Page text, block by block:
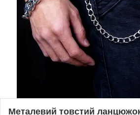
Металевий товстий